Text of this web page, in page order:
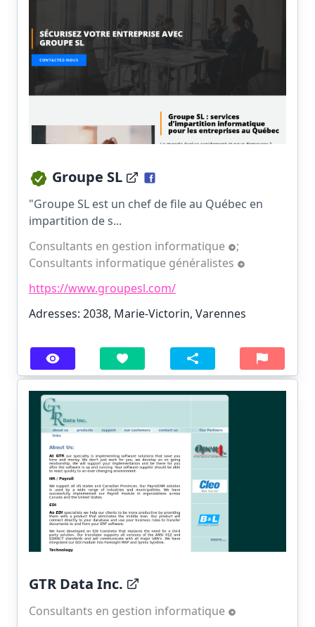
Groupe SL
"Groupe SL est un chef de file au Québec en
impartition de s...
Consultants en gestion informatique
;
Consultants informatique généralistes
https://www.groupesl.com/
Adresses: 2038, Marie-Victorin, Varennes
GTR Data Inc.
Consultants en gestion informatique